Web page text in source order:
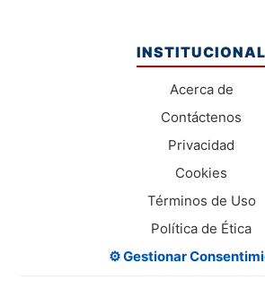
INSTITUCIONAL
Acerca de
Contáctenos
Privacidad
Cookies
Términos de Uso
Política de Ética
⚙️ Gestionar